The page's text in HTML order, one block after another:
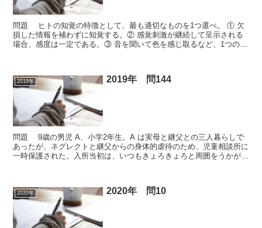
問題 ヒトの知覚の特徴として、最も適切なものを1つ選べ。 ① 欠
損した情報を補わずに知覚する。② 感覚刺激が継続して呈示される
場合、感度は一定である。③ 音を聞いて色を感じ取るなど、1つの物
2019年 2019年 問144
問題 9歳の男児 A、小学2年生。A は実母と継父との三人暮らしで
あったが、ネグレクトと継父からの身体的虐待のため、児童相談所に
一時保護された。入所当初は、いつもきょろきょろと周囲をうかがっ
2020年 2020年 問10